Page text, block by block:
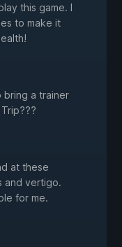
this game. I
to make it
bring a trainer
at these
and vertigo.
for me.